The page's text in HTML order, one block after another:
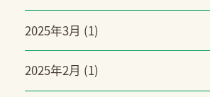
2025年3月 (1)
2025年2月 (1)